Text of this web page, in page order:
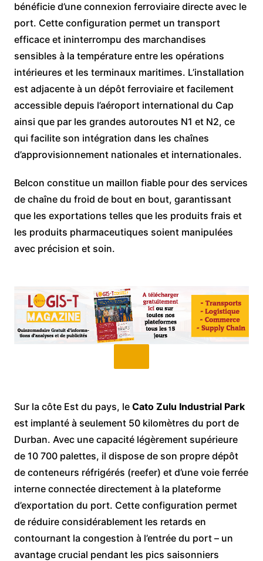
bénéficie d’une connexion ferroviaire directe avec le
port. Cette configuration permet un transport
efficace et ininterrompu des marchandises
sensibles à la température entre les opérations
intérieures et les terminaux maritimes. L’installation
est adjacente à un dépôt ferroviaire et facilement
accessible depuis l’aéroport international du Cap
ainsi que par les grandes autoroutes N1 et N2, ce
qui facilite son intégration dans les chaînes
d’approvisionnement nationales et internationales.
Belcon constitue un maillon fiable pour des services
de chaîne du froid de bout en bout, garantissant
que les exportations telles que les produits frais et
les produits pharmaceutiques soient manipulées
avec précision et soin.
Sur la côte Est du pays, le Cato Zulu Industrial Park
est implanté à seulement 50 kilomètres du port de
Durban. Avec une capacité légèrement supérieure
de 10 700 palettes, il dispose de son propre dépôt
de conteneurs réfrigérés (reefer) et d’une voie ferrée
interne connectée directement à la plateforme
d’exportation du port. Cette configuration permet
de réduire considérablement les retards en
contournant la congestion à l’entrée du port – un
avantage crucial pendant les pics saisonniers